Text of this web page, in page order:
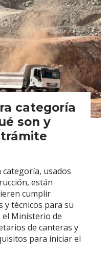
categoría
son y
usados
están
cumplir
y técnicos para su
el Ministerio de
de canteras y
para iniciar el